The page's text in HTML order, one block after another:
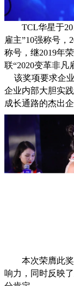
TCL华星于
雇主”10强称号，
称号，继2019年
联“2020变革非凡
该奖项要求企
企业内部大胆实
成长通路的杰出
本次荣膺此
响力，同时反映